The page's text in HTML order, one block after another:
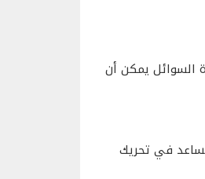
السوائل يمكن أن
في تحريك